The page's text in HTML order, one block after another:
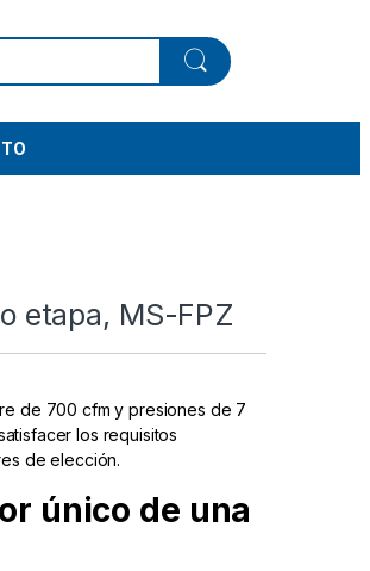
etapa, MS-FPZ
de 700 cfm y presiones de 7
los requisitos
de elección.
único de una